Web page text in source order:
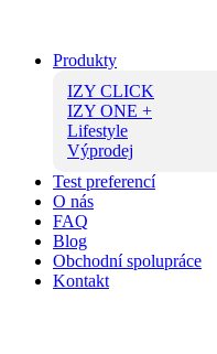
obsahuProdukty
IZY CLICK
IZY ONE +
Lifestyle
Výprodej
Test preferencí
O nás
FAQ
Blog
Obchodní spolupráce
Kontakt